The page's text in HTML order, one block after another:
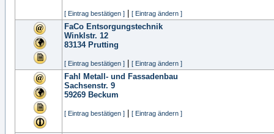
[ Eintrag bestätigen ] [ Eintrag ändern ]
FaCo Entsorgungstechnik
Winklstr. 12
83134 Prutting
[ Eintrag bestätigen ] [ Eintrag ändern ]
Fahl Metall- und Fassadenbau
Sachsenstr. 9
59269 Beckum
[ Eintrag bestätigen ] [ Eintrag ändern ]